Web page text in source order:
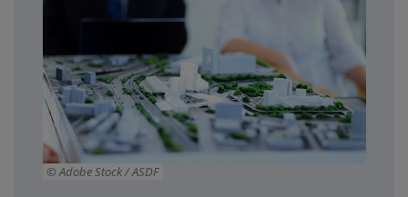
Adobe Stock / ASDF